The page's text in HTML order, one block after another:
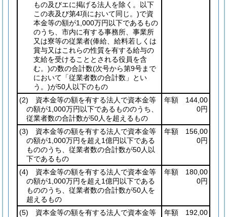
もの及びエに掲げる法人を除く。以下
この表及び第4項において同じ。)で資
本金等の額が1,000万円以下であるもの
のうち、市内に有する事務所、事業所
又は寮等の従業者(俸給、給料若しくは
賞与又はこれらの性質を有する給与の
支給を受けることとされる役員を含
む。)の数の合計数(次号から第9号まで
において「従業者数の合計数」とい
う。)が50人以下のもの
(2) 資本金等の額を有する法人で資本金等
の額が1,000万円以下であるもののうち、
従業者数の合計数が50人を超えるもの
年額 144,00
0円
(3) 資本金等の額を有する法人で資本金等
の額が1,000万円を超え1億円以下である
もののうち、従業者数の合計数が50人以
下であるもの
年額 156,00
0円
(4) 資本金等の額を有する法人で資本金等
の額が1,000万円を超え1億円以下である
もののうち、従業者数の合計数が50人を
超えるもの
年額 180,00
0円
(5) 資本金等の額を有する法人で資本金等
年額 192,00